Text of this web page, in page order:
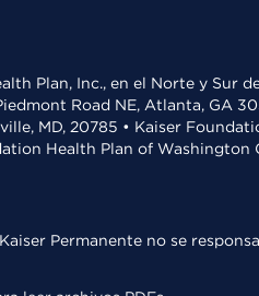
Plan, Inc., en el Norte y Sur
Road NE, Atlanta, GA
MD, 20785 • Kaiser
Health Plan of Washington
Permanente no se